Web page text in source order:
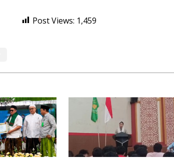
Post Views: 1,459